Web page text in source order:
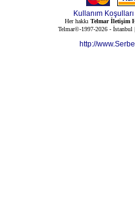
Kullanım Koşulları
Her hakkı Telmar İletişim
Telmar©-1997-2026 -
http://